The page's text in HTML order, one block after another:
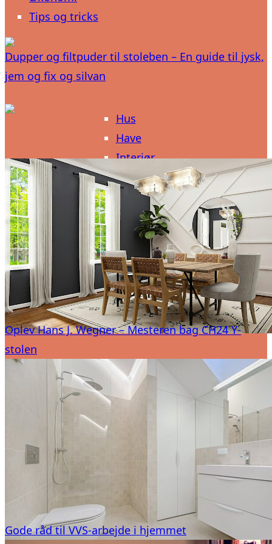
Tips og tricks
Dupper og filtpuder til stoleben – En guide til jysk,
jem og fix og silvan
Hus
Have
Interiør
Belysning
Elektronik
Byggeri
Livsstil
Økonomi
Tips og tricks
Oplev Hans J. Wegner – Mesteren bag CH24 Y-
stolen
Gode råd til VVS-arbejde i hjemmet